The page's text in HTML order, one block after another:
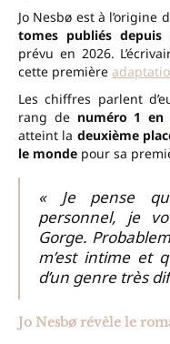
Jo Nesbø est à l’origine
tomes publiés depuis
prévu en 2026.
cette première
Les chiffres parlent
rang de numéro 1 en
atteint la deuxième
le monde pour sa
« Je pense
personnel, je
Gorge.
m’est intime et
d’un genre très
Jo Nesbø révèle le